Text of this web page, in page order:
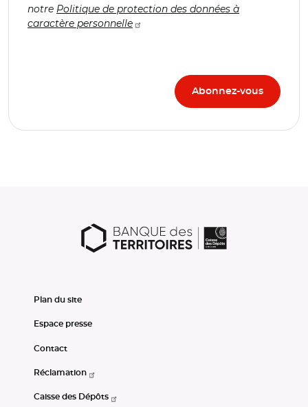
notre Politique de protection des données à
caractère personnelle
Plan du site
Espace presse
Contact
Réclamation
Caisse des Dépôts